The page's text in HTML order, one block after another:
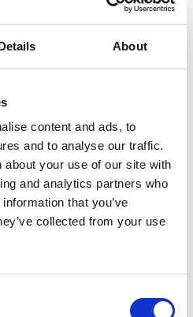
About
content and ads, to
and to analyse our traffic.
about your use of our site with
and analytics partners who
that you’ve
collected from your use